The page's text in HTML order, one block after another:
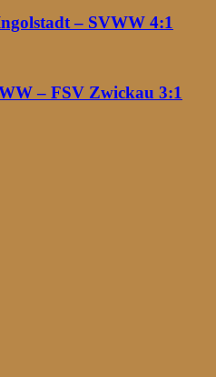
– SVWW 4:1
– FSV Zwickau 3:1